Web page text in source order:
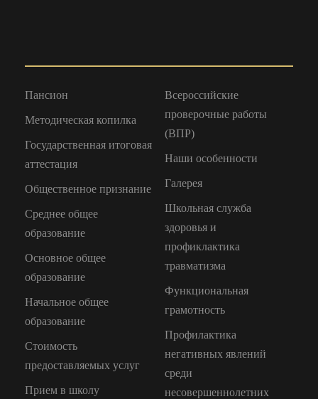
Пансион
Методическая копилка
Государственная итоговая
аттестация
Общественное признание
Среднее общее
образование
Основное общее
образование
Начальное общее
образование
Стоимость
предоставляемых услуг
Прием в школу
Всероссийские
проверочные работы
(ВПР)
Наши особенности
Галерея
Школьная служба
здоровья и
профиклактика
травматизма
Функциональная
грамотность
Профилактика
негативных явлений
среди
несовершеннолетних